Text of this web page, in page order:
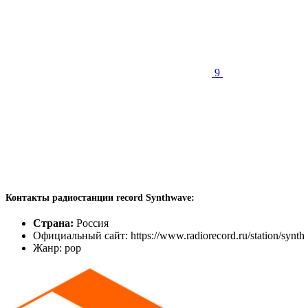
9
Контакты радиостанции record Synthwave:
Страна: Россия
Официальный сайт: https://www.radiorecord.ru/station/synth
Жанр: pop